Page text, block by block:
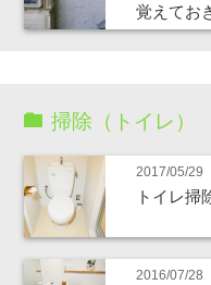
覚えてお
掃除（トイレ）
2017/05/29
トイレ掃
2016/07/28